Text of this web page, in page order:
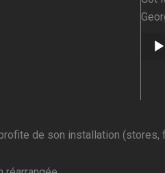
de son installation